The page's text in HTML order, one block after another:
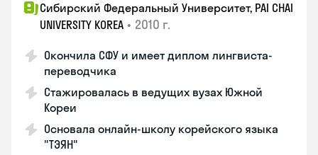
Сибирский Федеральный Университет, PAI CHAI
UNIVERSITY KOREA • 2010 г.
Окончила СФУ и имеет диплом лингвиста-
переводчика
Стажировалась в ведущих вузах Южной
Кореи
Основала онлайн-школу корейского языка
"ТЭЯН"